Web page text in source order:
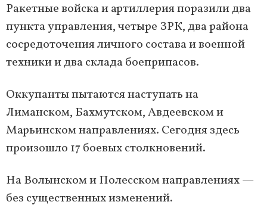
Ракетные войска и артиллерия поразили два
пункта управления, четыре ЗРК, два района
сосредоточения личного состава и военной
техники и два склада боеприпасов.
Оккупанты пытаются наступать на
Лиманском, Бахмутском, Авдеевском и
Марьинском направлениях. Сегодня здесь
произошло 17 боевых столкновений.
На Волынском и Полесском направлениях —
без существенных изменений.